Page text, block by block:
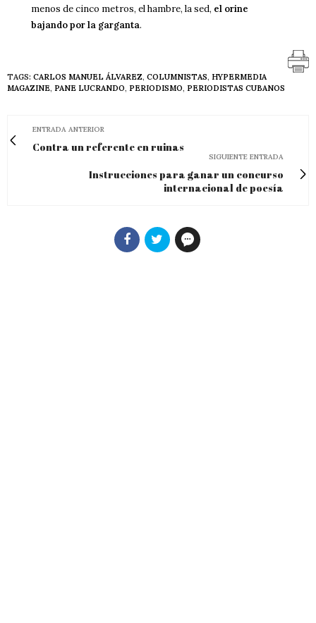
menos de cinco metros, el hambre, la sed, el orine
bajando por la garganta.
TAGS: CARLOS MANUEL ÁLVAREZ, COLUMNISTAS, HYPERMEDIA
MAGAZINE, PANE LUCRANDO, PERIODISMO, PERIODISTAS CUBANOS
ENTRADA ANTERIOR
Contra un referente en ruinas
SIGUIENTE ENTRADA
Instrucciones para ganar un concurso
internacional de poesía